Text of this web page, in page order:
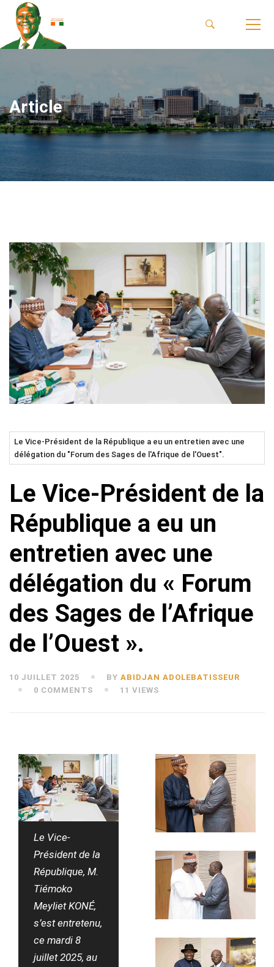
Article
Le Vice-Président de la République a eu un entretien avec une
délégation du "Forum des Sages de l'Afrique de l'Ouest".
Le Vice-Président de la
République a eu un
entretien avec une
délégation du « Forum
des Sages de l’Afrique
de l’Ouest ».
10 JUILLET 2025 BY ABIDJAN ADOLEBATISSEUR
0 COMMENTS
11 VIEWS
Le Vice-
Président de la
République, M.
Tiémoko
Meyliet KONÉ,
s’est entretenu,
ce mardi 8
juillet 2025, au